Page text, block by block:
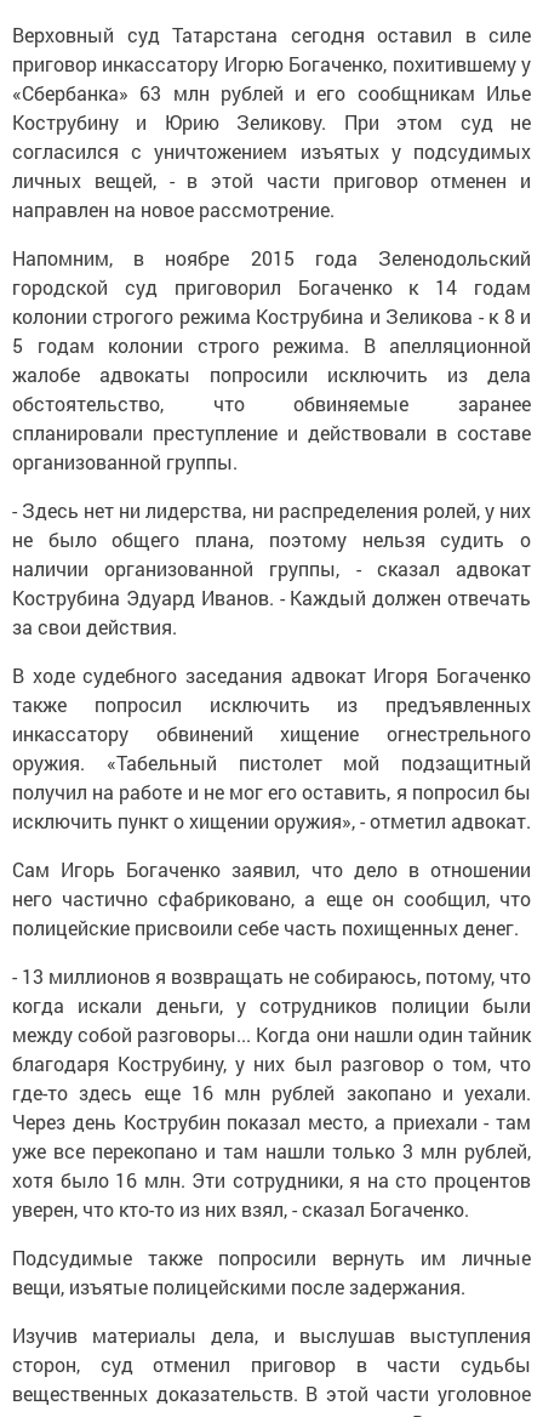
Верховный суд Татарстана сегодня оставил в силе
приговор инкассатору Игорю Богаченко, похитившему у
«Сбербанка» 63 млн рублей и его сообщникам Илье
Кострубину и Юрию Зеликову. При этом суд не
согласился с уничтожением изъятых у подсудимых
личных вещей, - в этой части приговор отменен и
направлен на новое рассмотрение.
Напомним, в ноябре 2015 года Зеленодольский
городской суд приговорил Богаченко к 14 годам
колонии строгого режима Кострубина и Зеликова - к 8 и
5 годам колонии строго режима. В апелляционной
жалобе адвокаты попросили исключить из дела
обстоятельство, что обвиняемые заранее
спланировали преступление и действовали в составе
организованной группы.
- Здесь нет ни лидерства, ни распределения ролей, у них
не было общего плана, поэтому нельзя судить о
наличии организованной группы, - сказал адвокат
Кострубина Эдуард Иванов. - Каждый должен отвечать
за свои действия.
В ходе судебного заседания адвокат Игоря Богаченко
также попросил исключить из предъявленных
инкассатору обвинений хищение огнестрельного
оружия. «Табельный пистолет мой подзащитный
получил на работе и не мог его оставить, я попросил бы
исключить пункт о хищении оружия», - отметил адвокат.
Сам Игорь Богаченко заявил, что дело в отношении
него частично сфабриковано, а еще он сообщил, что
полицейские присвоили себе часть похищенных денег.
- 13 миллионов я возвращать не собираюсь, потому, что
когда искали деньги, у сотрудников полиции были
между собой разговоры... Когда они нашли один тайник
благодаря Кострубину, у них был разговор о том, что
где-то здесь еще 16 млн рублей закопано и уехали.
Через день Кострубин показал место, а приехали - там
уже все перекопано и там нашли только 3 млн рублей,
хотя было 16 млн. Эти сотрудники, я на сто процентов
уверен, что кто-то из них взял, - сказал Богаченко.
Подсудимые также попросили вернуть им личные
вещи, изъятые полицейскими после задержания.
Изучив материалы дела, и выслушав выступления
сторон, суд отменил приговор в части судьбы
вещественных доказательств. В этой части уголовное